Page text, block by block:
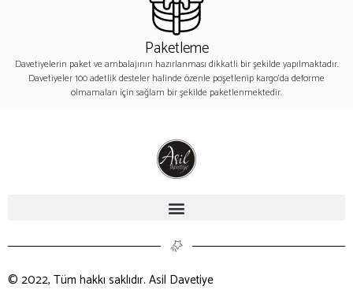
Paketleme
Davetiyelerin paket ve ambalajının hazırlanması dikkatli bir şekilde yapılmaktadır.
Davetiyeler 100 adetlik desteler halinde özenle poşetlenip kargo’da deforme
olmamaları için sağlam bir şekilde paketlenmektedir.
© 2022, Tüm hakkı saklıdır. Asil Davetiye